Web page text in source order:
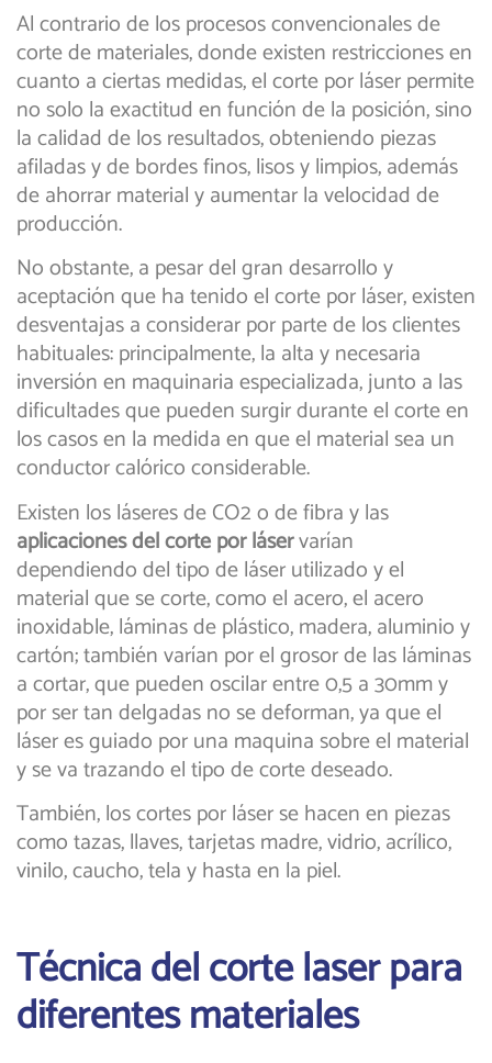
Al contrario de los procesos convencionales de
corte de materiales, donde existen restricciones en
cuanto a ciertas medidas, el corte por láser permite
no solo la exactitud en función de la posición, sino
la calidad de los resultados, obteniendo piezas
afiladas y de bordes finos, lisos y limpios, además
de ahorrar material y aumentar la velocidad de
producción.
No obstante, a pesar del gran desarrollo y
aceptación que ha tenido el corte por láser, existen
desventajas a considerar por parte de los clientes
habituales: principalmente, la alta y necesaria
inversión en maquinaria especializada, junto a las
dificultades que pueden surgir durante el corte en
los casos en la medida en que el material sea un
conductor calórico considerable.
Existen los láseres de CO2 o de fibra y las
aplicaciones delcorte por láservarían
dependiendo del tipo de láser utilizado y el
material que se corte, como el acero, el acero
inoxidable, láminas de plástico, madera, aluminio y
cartón; también varían por el grosor de las láminas
a cortar, que pueden oscilar entre 0,5 a 30mm y
por ser tan delgadas no se deforman, ya que el
láser es guiado por una maquina sobre el material
y se va trazando el tipo de corte deseado.
También, los cortes por láser se hacen en piezas
como tazas, llaves, tarjetas madre, vidrio, acrílico,
vinilo, caucho, tela y hasta en la piel.
Técnica del corte laser para
diferentes materiales